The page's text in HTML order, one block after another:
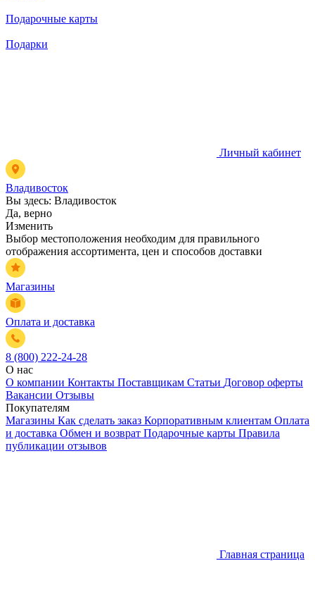
Подарочные карты
Подарки
Личный кабинет
Владивосток
Вы здесь: Владивосток
Да, верно
Изменить
Выбор местоположения необходим для правильного
отображения ассортимента, цен и способов доставки
Магазины
Оплата и доставка
8 (800) 222-24-28
О нас
О компании Контакты Поставщикам Статьи Договор оферты
Вакансии Отзывы
Покупателям
Магазины Как сделать заказ Корпоративным клиентам Оплата
и доставка Обмен и возврат Подарочные карты Правила
публикации отзывов
Главная страница